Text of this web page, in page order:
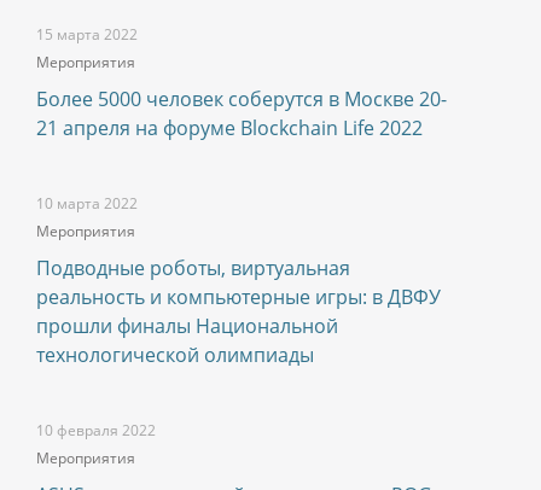
15 марта 2022
Мероприятия
Более 5000 человек соберутся в Москве 20-
21 апреля на форуме Blockchain Life 2022
10 марта 2022
Мероприятия
Подводные роботы, виртуальная
реальность и компьютерные игры: в ДВФУ
прошли финалы Национальной
технологической олимпиады
10 февраля 2022
Мероприятия